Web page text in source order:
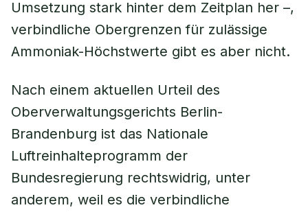
Umsetzung stark hinter dem Zeitplan her –,
verbindliche Obergrenzen für zulässige
Ammoniak-Höchstwerte gibt es aber nicht.
Nach einem aktuellen Urteil des
Oberverwaltungsgerichts Berlin-
Brandenburg ist das Nationale
Luftreinhalteprogramm der
Bundesregierung rechtswidrig, unter
anderem, weil es die verbindliche